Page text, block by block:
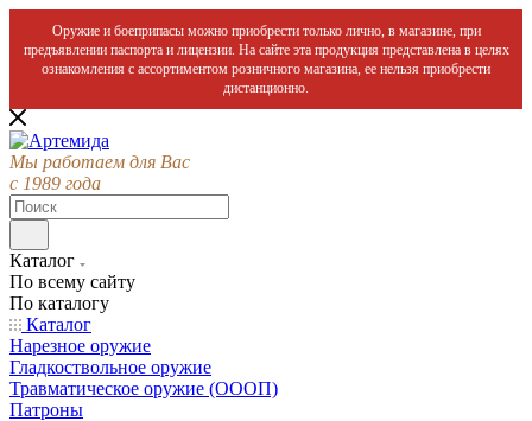
Оружие и боеприпасы можно приобрести только лично, в магазине, при
предъявлении паспорта и лицензии. На сайте эта продукция представлена в целях
ознакомления с ассортиментом розничного магазина, ее нельзя приобрести
дистанционно.
Мы работаем для Вас
с 1989 года
Каталог
По всему сайту
По каталогу
Каталог
Нарезное оружие
Гладкоствольное оружие
Травматическое оружие (ОООП)
Патроны